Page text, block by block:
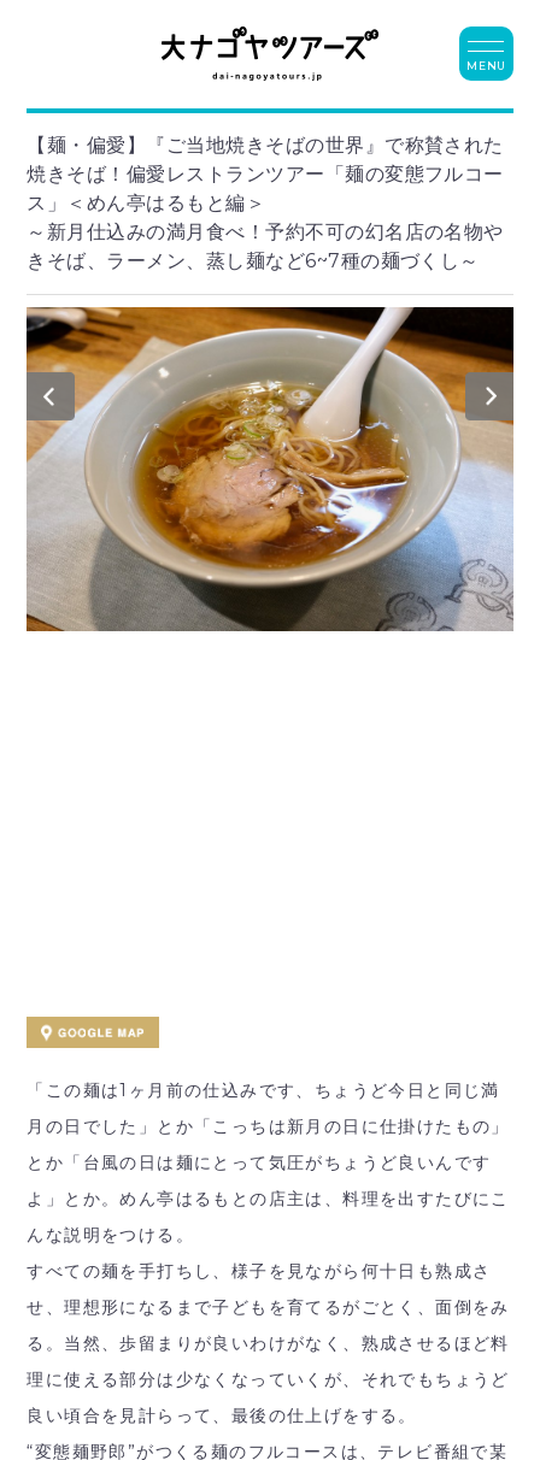
【麺・偏愛】『ご当地焼きそばの世界』で称賛された
焼きそば！偏愛レストランツアー「麺の変態フルコー
ス」＜めん亭はるもと編＞
～新月仕込みの満月食べ！予約不可の幻名店の名物や
きそば、ラーメン、蒸し麺など6~7種の麺づくし～
「この麺は1ヶ月前の仕込みです、ちょうど今日と同じ満
月の日でした」とか「こっちは新月の日に仕掛けたもの」
とか「台風の日は麺にとって気圧がちょうど良いんです
よ」とか。めん亭はるもとの店主は、料理を出すたびにこ
んな説明をつける。
すべての麺を手打ちし、様子を見ながら何十日も熟成さ
せ、理想形になるまで子どもを育てるがごとく、面倒をみ
る。当然、歩留まりが良いわけがなく、熟成させるほど料
理に使える部分は少なくなっていくが、それでもちょうど
良い頃合を見計らって、最後の仕上げをする。
“変態麺野郎”がつくる麺のフルコースは、テレビ番組で某
MENU